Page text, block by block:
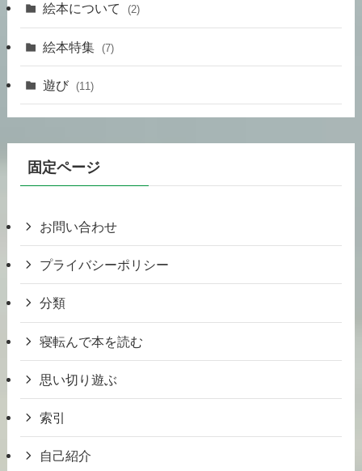
絵本について (2)
絵本特集 (7)
遊び (11)
固定ページ
お問い合わせ
プライバシーポリシー
分類
寝転んで本を読む
思い切り遊ぶ
索引
自己紹介